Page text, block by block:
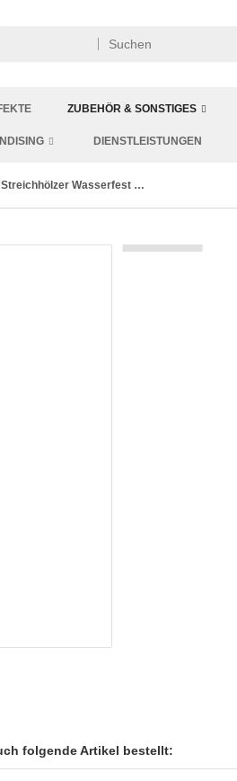
ZUBEHÖR & SONSTIGES
DIENSTLEISTUNGEN
Streichhölzer Wasserfest 4er-Pack/Blister MIL-TEC
folgende Artikel bestellt: